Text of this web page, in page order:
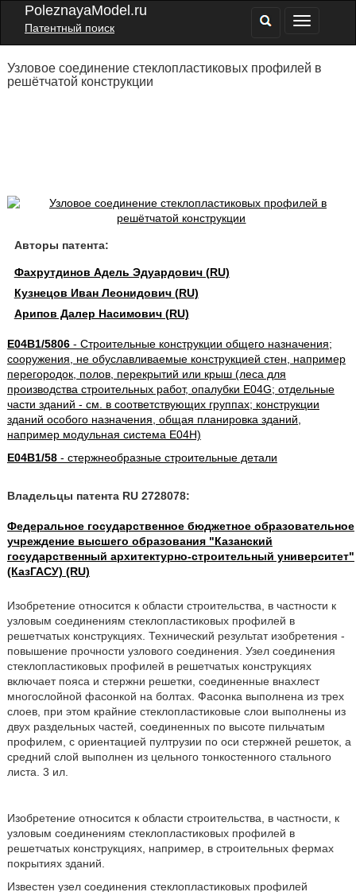
PoleznayaModel.ru
Патентный поиск
Узловое соединение стеклопластиковых профилей в
решётчатой конструкции
Авторы патента:
Фахрутдинов Адель Эдуардович (RU)
Кузнецов Иван Леонидович (RU)
Арипов Далер Насимович (RU)
E04B1/5806- Строительные конструкции общего назначения;
сооружения, не обуславливаемые конструкцией стен, например
перегородок, полов, перекрытий или крыш (леса для
производства строительных работ, опалубки E04G; отдельные
части зданий - см. в соответствующих группах; конструкции
зданий особого назначения, общая планировка зданий,
например модульная система E04H)
E04B1/58- стержнеобразные строительные детали
Владельцы патента RU 2728078:
Федеральное государственное бюджетное образовательное
учреждение высшего образования "Казанский
государственный архитектурно-строительный университет"
(КазГАСУ) (RU)
Изобретение относится к области строительства, в частности к
узловым соединениям стеклопластиковых профилей в
решетчатых конструкциях. Технический результат изобретения -
повышение прочности узлового соединения. Узел соединения
стеклопластиковых профилей в решетчатых конструкциях
включает пояса и стержни решетки, соединенные внахлест
многослойной фасонкой на болтах. Фасонка выполнена из трех
слоев, при этом крайние стеклопластиковые слои выполнены из
двух раздельных частей, соединенных по высоте пильчатым
профилем, с ориентацией пултрузии по оси стержней решеток, а
средний слой выполнен из цельного тонкостенного стального
листа. 3 ил.
Изобретение относится к области строительства, в частности, к
узловым соединениям стеклопластиковых профилей в
решетчатых конструкциях, например, в строительных фермах
покрытиях зданий.
Известен узел соединения стеклопластиковых профилей